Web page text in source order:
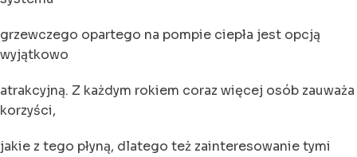
grzewczego opartego na pompie ciepła jest opcją
wyjątkowo
atrakcyjną. Z każdym rokiem coraz więcej osób zauważa
korzyści,
jakie z tego płyną, dlatego też zainteresowanie tymi